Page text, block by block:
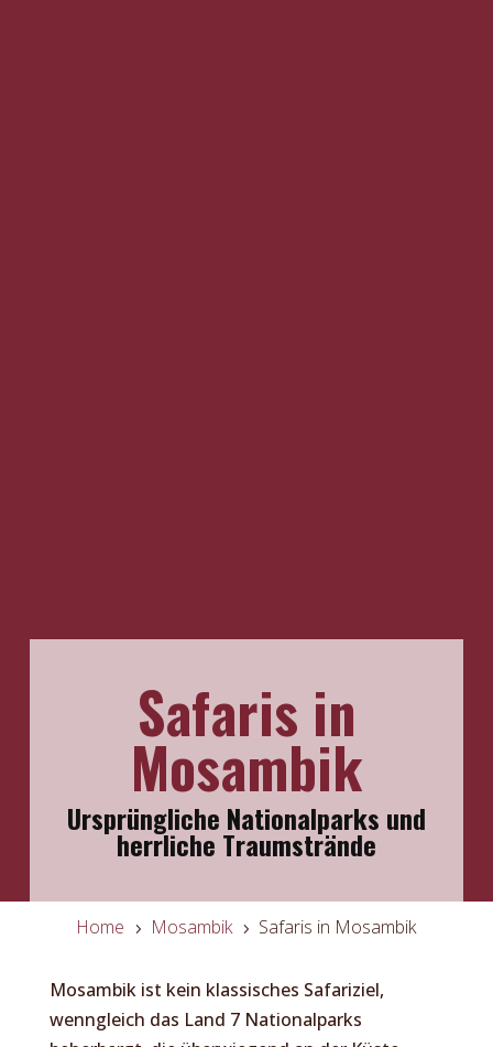
Safaris in
Mosambik
Ursprüngliche Nationalparks und
herrliche Traumstrände
Home 5 Mosambik 5 Safaris in Mosambik
Mosambik ist kein klassisches Safariziel,
wenngleich das Land 7 Nationalparks